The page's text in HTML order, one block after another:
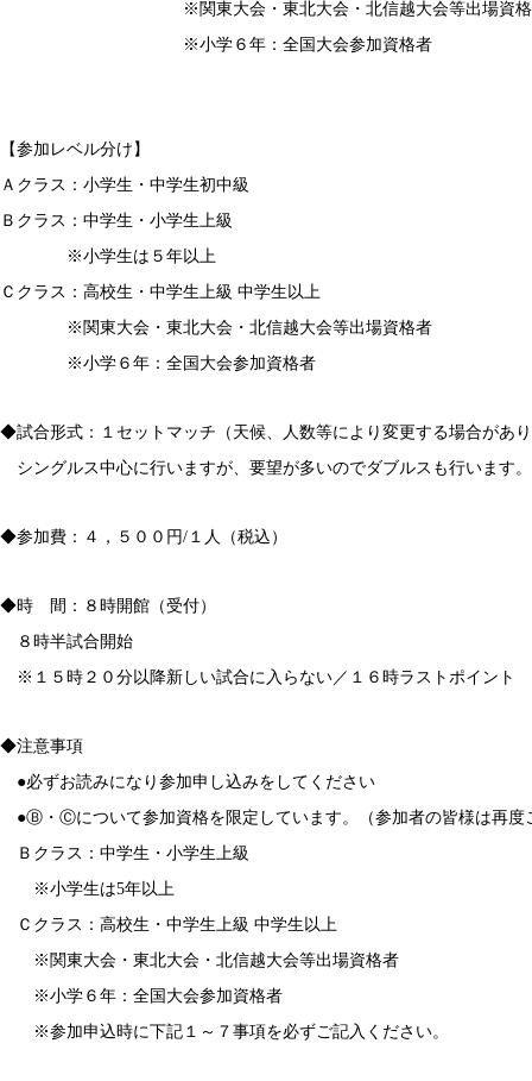
※関東大会・東北大会・北信越大会等出場資格
※小学６年：全国大会参加資格者
【参加レベル分け】
Ａクラス：小学生・中学生初中級
Ｂクラス：中学生・小学生上級
※小学生は５年以上
Ｃクラス：高校生・中学生上級 中学生以上
※関東大会・東北大会・北信越大会等出場資格者
※小学６年：全国大会参加資格者
◆試合形式：１セットマッチ（天候、人数等により変更する場合があ
シングルス中心に行いますが、要望が多いのでダブルスも行います。
◆参加費：４，５００円/１人（税込）
◆時 間：８時開館（受付）
８時半試合開始
※１５時２０分以降新しい試合に入らない／１６時ラストポイント
◆注意事項
●必ずお読みになり参加申し込みをしてください
●Ⓑ・Ⓒについて参加資格を限定しています。（参加者の皆様は再度
Ｂクラス：中学生・小学生上級
※小学生は5年以上
Ｃクラス：高校生・中学生上級 中学生以上
※関東大会・東北大会・北信越大会等出場資格者
※小学６年：全国大会参加資格者
※参加申込時に下記１～７事項を必ずご記入ください。